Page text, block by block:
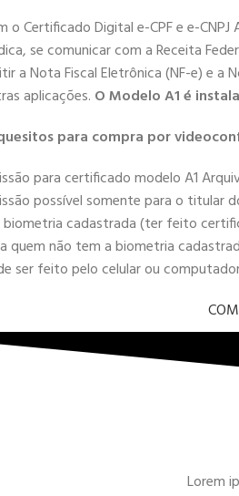
o Certificado Digital e-CPF e e-
se comunicar com a Receita
a Nota Fiscal Eletrônica (NF-e) e a
aplicações. O Modelo A1 é
para compra por
para certificado modelo A1
possível somente para o titular
biometria cadastrada (ter feito
quem não tem a biometria
ser feito pelo celular ou
Lorem